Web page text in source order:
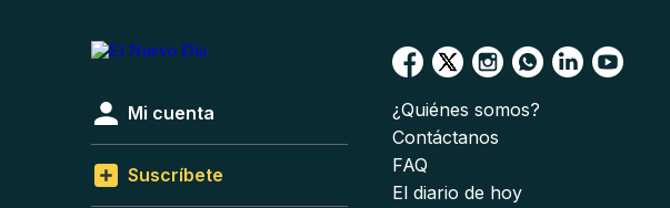
Mi cuenta
Suscríbete
¿Quiénes somos?
Contáctanos
FAQ
El diario de hoy